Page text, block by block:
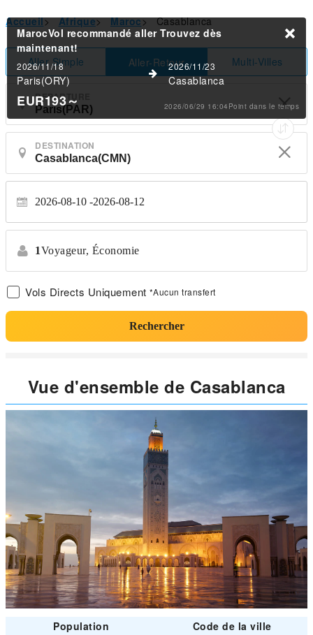
Accueil> Afrique> Maroc> Casablanca
Aller Simple Aller-Retour Multi-Villes
DEPARTURE
DESTINATION
2026-08-10 2026-08-12
1Voyageur, Économie
Vols Directs Uniquement *Aucun transfert
Rechercher
MarocVol recommandé allerTrouvez dès
maintenant!
2026/11/18
Paris(ORY)
2026/11/23
Casablanca
EUR193～ 2026/06/29 16:04Point dans le temps
Vue d'ensemble de Casablanca
Population
Code de la ville